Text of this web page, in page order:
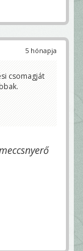
5 hónapja
csomagját